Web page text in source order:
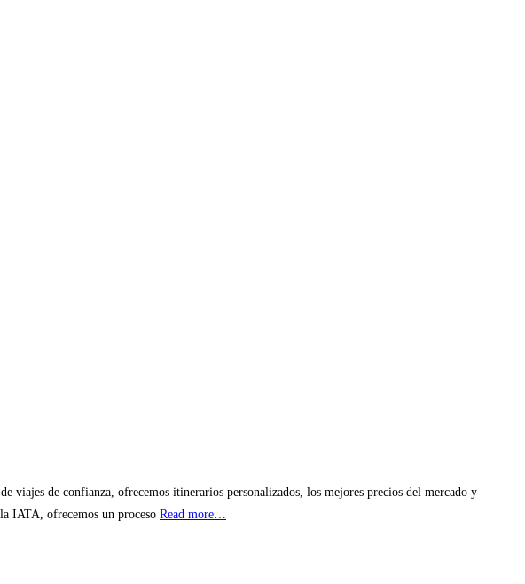
viajes de confianza, ofrecemos itinerarios personalizados, los mejores precios del mercado y
IATA, ofrecemos un proceso Read more…